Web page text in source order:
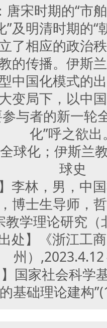
唐宋时期的“市
”及明清时期的“
了相应的政治
的传播。伊斯
中国化模式的
变局下，以中
参与者的新一
化”呼之欲出
全球化；伊斯兰
球史
李林，男，中
博士生导师，
教学理论研究
出处】《浙江工
州）
】国家社会科学
基础理论建构